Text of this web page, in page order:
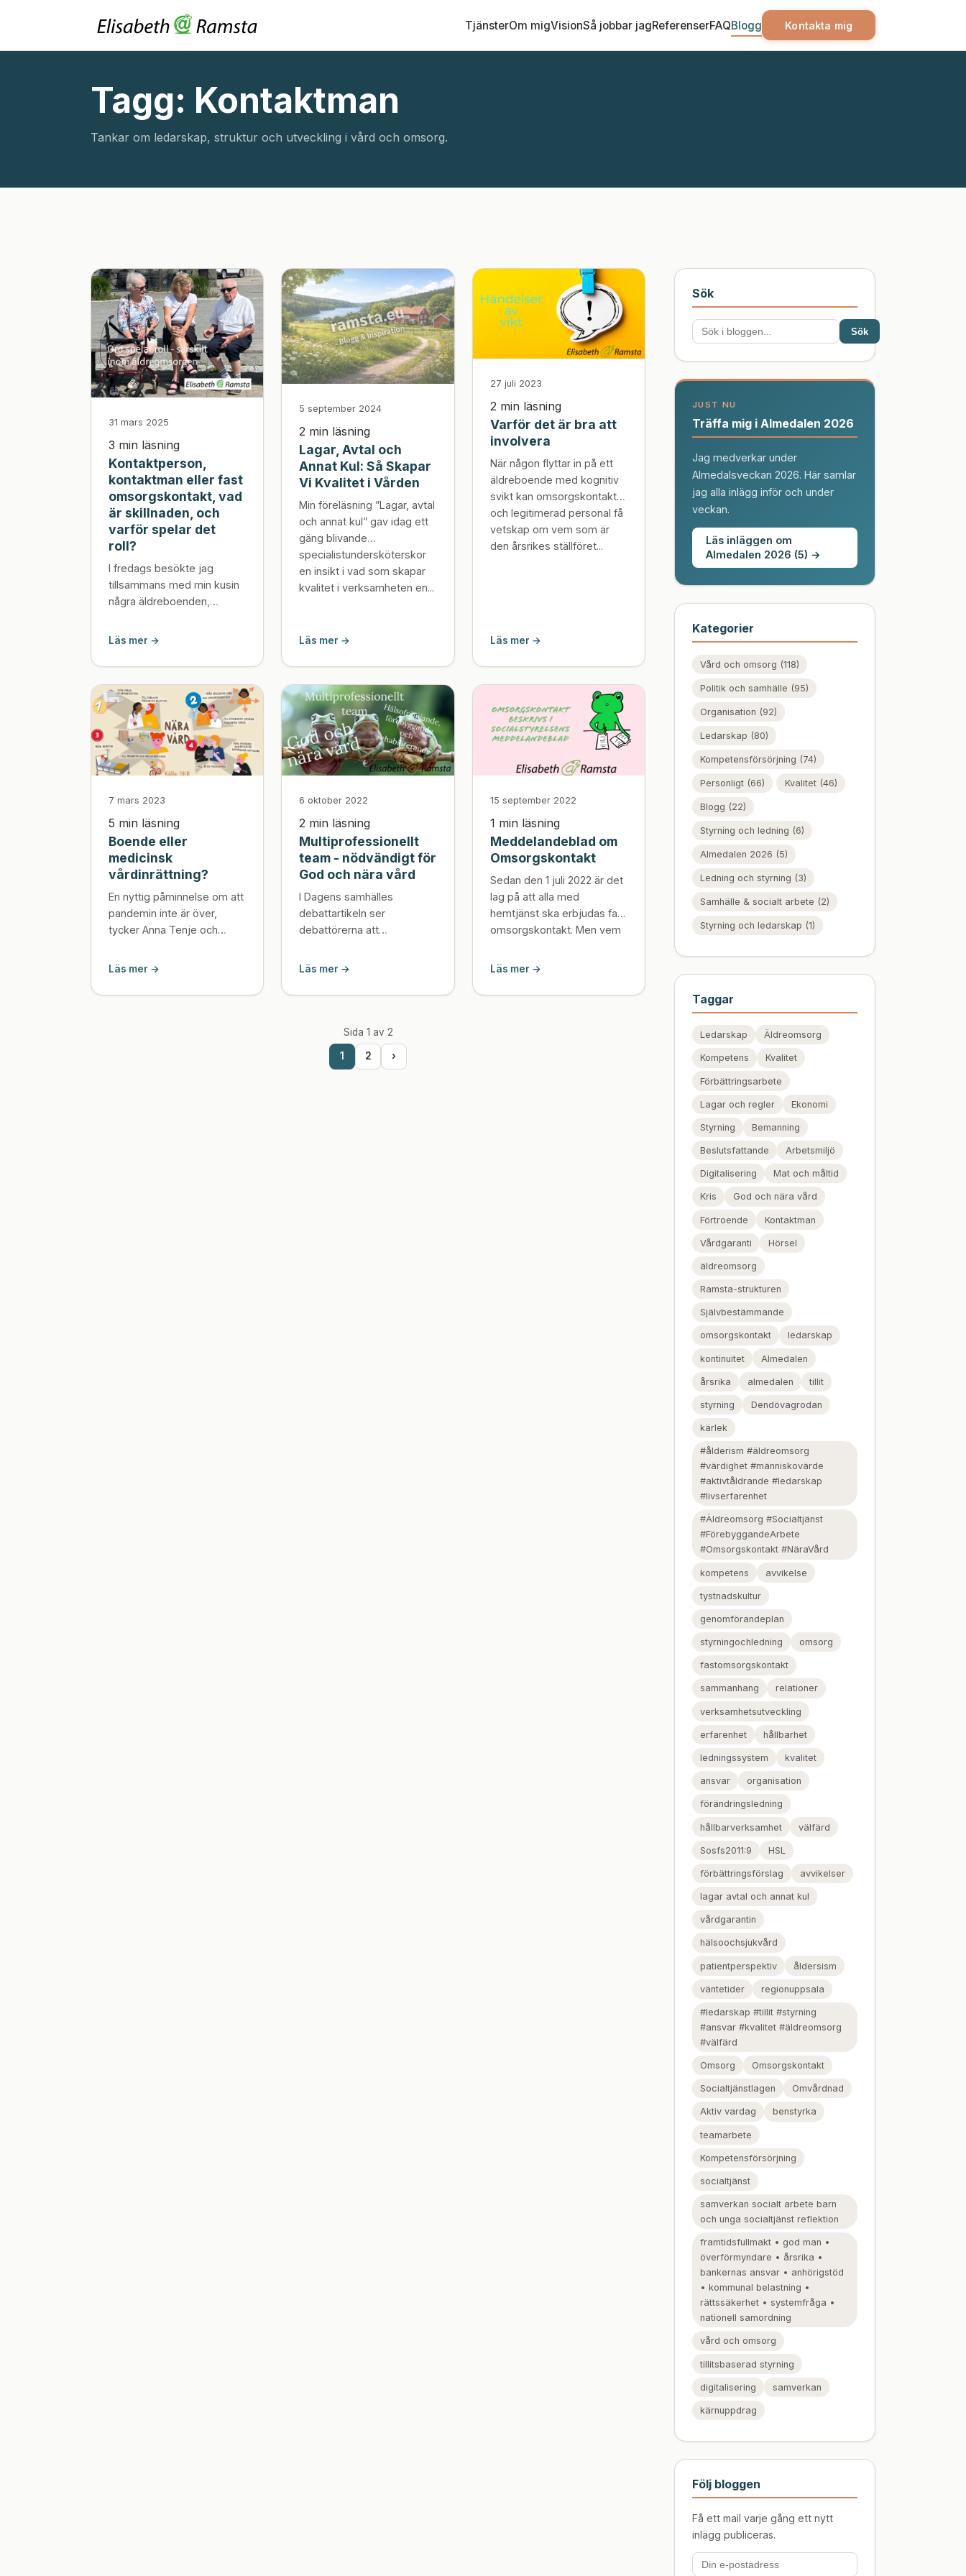
TjänsterOm migVisionSå jobbar jagReferenserFAQBlogg Kontakta mig
Tagg: Kontaktman
Tankar om ledarskap, struktur och utveckling i vård och omsorg.
31 mars 2025
3 min läsning
Kontaktperson,
kontaktman eller fast
omsorgskontakt, vad
är skillnaden, och
varför spelar det
roll?
I fredags besökte jag
tillsammans med min kusin
några äldreboenden,
om en lägenhet på ett
av engagera...
Läs mer →
5 september 2024
2 min läsning
Lagar, Avtal och
Annat Kul: Så Skapar
Vi Kvalitet i Vården
Min föreläsning ”Lagar, avtal
och annat kul” gav idag ett
gäng blivande
specialistundersköterskor
en insikt i vad som skapar
kvalitet i verksamheten en...
Läs mer →
27 juli 2023
2 min läsning
Varför det är bra att
involvera
När någon flyttar in på ett
äldreboende med kognitiv
svikt kan omsorgskontakt
och legitimerad personal få
vetskap om vem som är
den årsrikes ställföret...
Läs mer →
7 mars 2023
5 min läsning
Boende eller
medicinsk
vårdinrättning?
En nyttig påminnelse om att
pandemin inte är över,
tycker Anna Tenje och
fick när hon besökte
tes...
Läs mer →
6 oktober 2022
2 min läsning
Multiprofessionellt
team - nödvändigt för
God och nära vård
I Dagens samhälles
debattartikeln ser
debattörerna att
Läs mer →
15 september 2022
1 min läsning
Meddelandeblad om
Omsorgskontakt
Sedan den 1 juli 2022 är det
lag på att alla med
hemtjänst ska erbjudas fast
omsorgskontakt. Men vem
vilka arbetsuppgi...
Läs mer →
Sida 1 av 2
1 2 ›
Sök
Sök
JUST NU
Träffa mig i Almedalen 2026
Jag medverkar under
Almedalsveckan 2026. Här samlar
jag alla inlägg inför och under
veckan.
Läs inläggen om
Almedalen 2026 (5) →
Kategorier
Vård och omsorg (118)
Politik och samhälle (95)
Organisation (92)
Ledarskap (80)
Kompetensförsörjning (74)
Personligt (66) Kvalitet (46)
Blogg (22)
Styrning och ledning (6)
Almedalen 2026 (5)
Ledning och styrning (3)
Samhälle & socialt arbete (2)
Styrning och ledarskap (1)
Taggar
Ledarskap Äldreomsorg
Kompetens Kvalitet
Förbättringsarbete
Lagar och regler Ekonomi
Styrning Bemanning
Beslutsfattande Arbetsmiljö
Digitalisering Mat och måltid
Kris God och nära vård
Förtroende Kontaktman
Vårdgaranti Hörsel
äldreomsorg
Ramsta-strukturen
Självbestämmande
omsorgskontakt ledarskap
kontinuitet Almedalen
årsrika almedalen tillit
styrning Dendövagrodan
kärlek
#ålderism #äldreomsorg
#värdighet #människovärde
#aktivtåldrande #ledarskap
#livserfarenhet
#Äldreomsorg #Socialtjänst
#FörebyggandeArbete
#Omsorgskontakt #NäraVård
kompetens avvikelse
tystnadskultur
genomförandeplan
styrningochledning omsorg
fastomsorgskontakt
sammanhang relationer
verksamhetsutveckling
erfarenhet hållbarhet
ledningssystem kvalitet
ansvar organisation
förändringsledning
hållbarverksamhet välfärd
Sosfs2011:9 HSL
förbättringsförslag avvikelser
lagar avtal och annat kul
vårdgarantin
hälsoochsjukvård
patientperspektiv åldersism
väntetider regionuppsala
#ledarskap #tillit #styrning
#ansvar #kvalitet #äldreomsorg
#välfärd
Omsorg Omsorgskontakt
Socialtjänstlagen Omvårdnad
Aktiv vardag benstyrka
teamarbete
Kompetensförsörjning
socialtjänst
samverkan socialt arbete barn
och unga socialtjänst reflektion
framtidsfullmakt • god man •
överförmyndare • årsrika •
bankernas ansvar • anhörigstöd
• kommunal belastning •
rättssäkerhet • systemfråga •
nationell samordning
vård och omsorg
tillitsbaserad styrning
digitalisering samverkan
kärnuppdrag
Följ bloggen
Få ett mail varje gång ett nytt
inlägg publiceras.